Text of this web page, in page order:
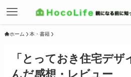
ホーム 本・書籍
「とっておき住宅デ
んだ感想・レビュー